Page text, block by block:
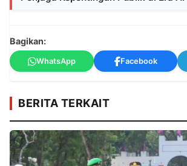
Bagikan:
WhatsApp Facebook
BERITA TERKAIT